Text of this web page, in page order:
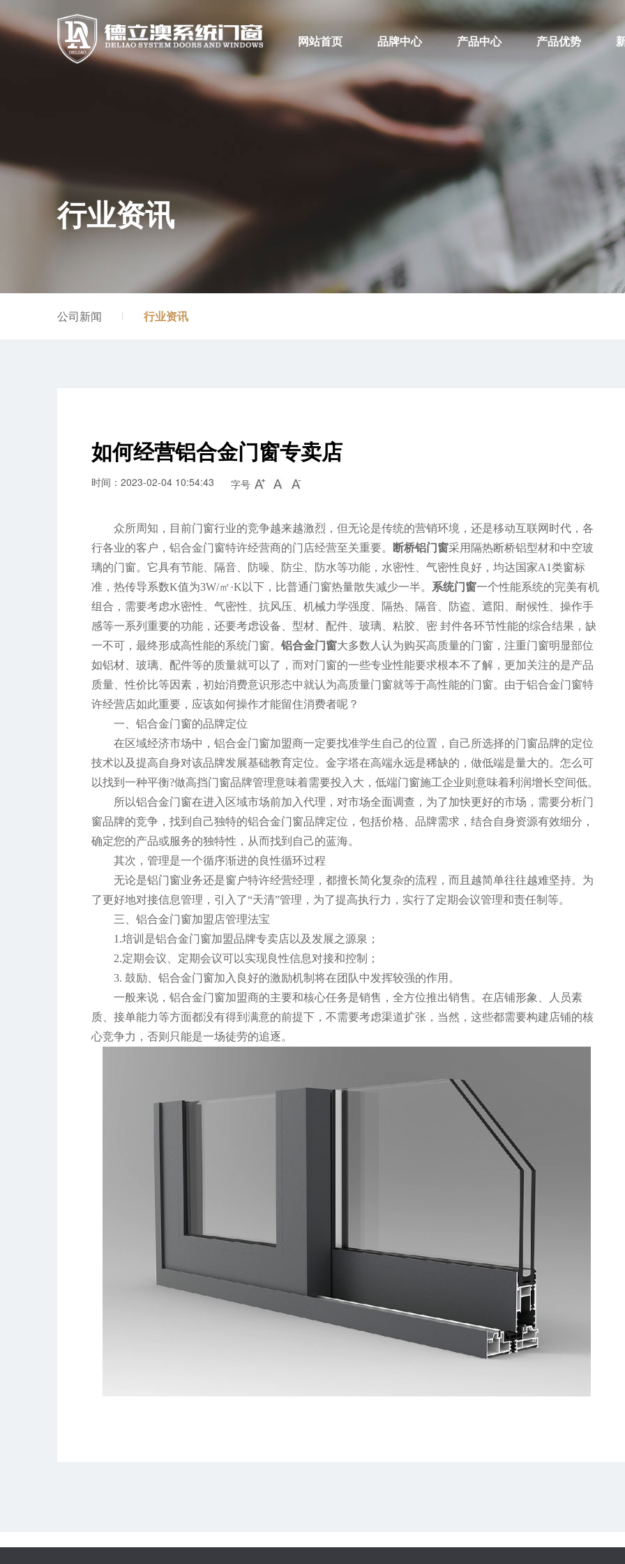
网站首页 品牌中心 产品中心 产品优势
行业资讯
公司新闻 行业资讯
如何经营铝合金门窗专卖店
时间：2023-02-04 10:54:43 字号
众所周知，目前门窗行业的竞争越来越激烈，但无论是传统的营销环境，还是移动互联网时代，各
行各业的客户，铝合金门窗特许经营商的门店经营至关重要。 断桥铝门窗采用隔热断桥铝型材和中空玻
璃的门窗。它具有节能、隔音、防噪、防尘、防水等功能，水密性、气密性良好，均达国家A1类窗标
准，热传导系数K值为3W/㎡·K以下，比普通门窗热量散失减少一半。 系统门窗一个性能系统的完美有机
组合，需要考虑水密性、气密性、抗风压、机械力学强度、隔热、隔音、防盗、遮阳、耐候性、操作手
感等一系列重要的功能，还要考虑设备、型材、配件、玻璃、粘胶、密 封件各环节性能的综合结果，缺
一不可，最终形成高性能的系统门窗。铝合金门窗大多数人认为购买高质量的门窗，注重门窗明显部位
如铝材、玻璃、配件等的质量就可以了，而对门窗的一些专业性能要求根本不了解，更加关注的是产品
质量、性价比等因素，初始消费意识形态中就认为高质量门窗就等于高性能的门窗。由于铝合金门窗特
许经营店如此重要，应该如何操作才能留住消费者呢？
一、铝合金门窗的品牌定位
在区域经济市场中，铝合金门窗加盟商一定要找准学生自己的位置，自己所选择的门窗品牌的定位
技术以及提高自身对该品牌发展基础教育定位。金字塔在高端永远是稀缺的，做低端是量大的。怎么可
以找到一种平衡?做高挡门窗品牌管理意味着需要投入大，低端门窗施工企业则意味着利润增长空间低。
所以铝合金门窗在进入区域市场前加入代理，对市场全面调查，为了加快更好的市场，需要分析门
窗品牌的竞争，找到自己独特的铝合金门窗品牌定位，包括价格、品牌需求，结合自身资源有效细分，
确定您的产品或服务的独特性，从而找到自己的蓝海。
其次，管理是一个循序渐进的良性循环过程
无论是铝门窗业务还是窗户特许经营经理，都擅长简化复杂的流程，而且越简单往往越难坚持。为
了更好地对接信息管理，引入了“天清”管理，为了提高执行力，实行了定期会议管理和责任制等。
三、铝合金门窗加盟店管理法宝
1 .培训是铝合金门窗加盟品牌专卖店以及发展之源泉；
2.定期会议、定期会议可以实现良性信息对接和控制；
3. 鼓励、铝合金门窗加入良好的激励机制将在团队中发挥较强的作用。
一般来说，铝合金门窗加盟商的主要和核心任务是销售，全方位推出销售。在店铺形象、人员素
质、接单能力等方面都没有得到满意的前提下，不需要考虑渠道扩张，当然，这些都需要构建店铺的核
心竞争力，否则只能是一场徒劳的追逐。